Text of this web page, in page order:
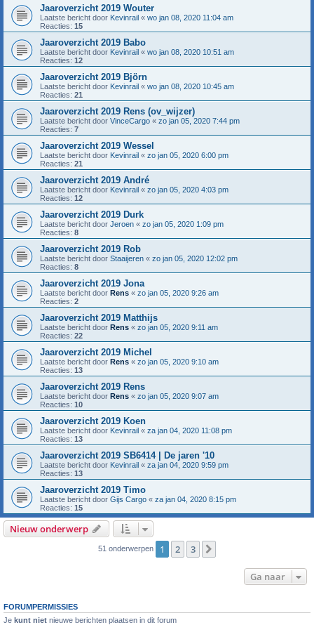
Jaaroverzicht 2019 Wouter
Laatste bericht door Kevinrail « wo jan 08, 2020 11:04 am
Reacties: 15
Jaaroverzicht 2019 Babo
Laatste bericht door Kevinrail « wo jan 08, 2020 10:51 am
Reacties: 12
Jaaroverzicht 2019 Björn
Laatste bericht door Kevinrail « wo jan 08, 2020 10:45 am
Reacties: 21
Jaaroverzicht 2019 Rens (ov_wijzer)
Laatste bericht door VinceCargo « zo jan 05, 2020 7:44 pm
Reacties: 7
Jaaroverzicht 2019 Wessel
Laatste bericht door Kevinrail « zo jan 05, 2020 6:00 pm
Reacties: 21
Jaaroverzicht 2019 André
Laatste bericht door Kevinrail « zo jan 05, 2020 4:03 pm
Reacties: 12
Jaaroverzicht 2019 Durk
Laatste bericht door Jeroen « zo jan 05, 2020 1:09 pm
Reacties: 8
Jaaroverzicht 2019 Rob
Laatste bericht door Staaijeren « zo jan 05, 2020 12:02 pm
Reacties: 8
Jaaroverzicht 2019 Jona
Laatste bericht door Rens « zo jan 05, 2020 9:26 am
Reacties: 2
Jaaroverzicht 2019 Matthijs
Laatste bericht door Rens « zo jan 05, 2020 9:11 am
Reacties: 22
Jaaroverzicht 2019 Michel
Laatste bericht door Rens « zo jan 05, 2020 9:10 am
Reacties: 13
Jaaroverzicht 2019 Rens
Laatste bericht door Rens « zo jan 05, 2020 9:07 am
Reacties: 10
Jaaroverzicht 2019 Koen
Laatste bericht door Kevinrail « za jan 04, 2020 11:08 pm
Reacties: 13
Jaaroverzicht 2019 SB6414 | De jaren '10
Laatste bericht door Kevinrail « za jan 04, 2020 9:59 pm
Reacties: 13
Jaaroverzicht 2019 Timo
Laatste bericht door Gijs Cargo « za jan 04, 2020 8:15 pm
Reacties: 15
Nieuw onderwerp
51 onderwerpen 1 2 3
Ga naar
FORUMPERMISSIES
Je kunt niet nieuwe berichten plaatsen in dit forum